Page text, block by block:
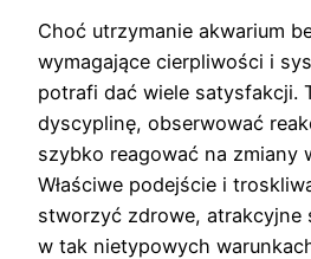
Choć utrzymanie akwarium
wymagające cierpliwości i
potrafi dać wiele satysfakcji.
dyscyplinę, obserwować
szybko reagować na zmiany
Właściwe podejście i
stworzyć zdrowe, atrakcyjne
w tak nietypowych